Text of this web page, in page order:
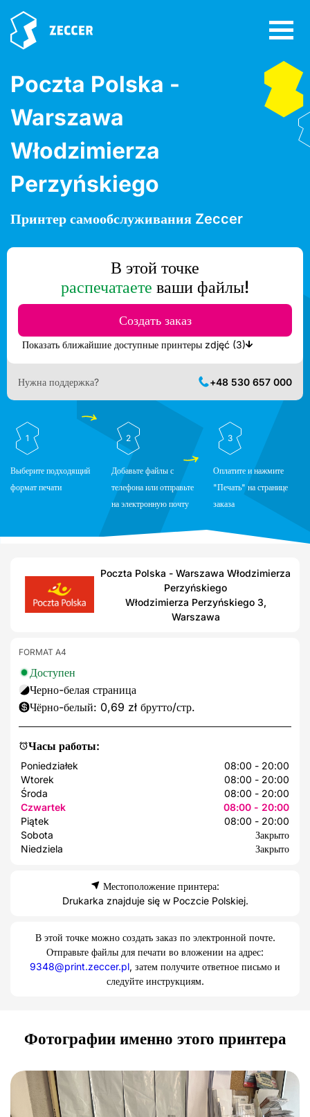
Poczta Polska -
Warszawa
Włodzimierza
Perzyńskiego
Принтер самообслуживания Zeccer
В этой точке
распечатаете ваши файлы!
Создать заказ
Показать ближайшие доступные принтеры zdjęć (3)
Нужна поддержка? +48 530 657 000
1
Выберите подходящий
формат печати
2
Добавьте файлы с
телефона или отправьте
на электронную почту
3
Оплатите и нажмите
"Печать" на странице
заказа
Poczta Polska - Warszawa Włodzimierza
Perzyńskiego
Włodzimierza Perzyńskiego 3,
Warszawa
Часы работы:
Poniedziałek
08:00 - 20:00
Wtorek
08:00 - 20:00
Środa
08:00 - 20:00
Czwartek
08:00 - 20:00
Piątek
08:00 - 20:00
Sobota
Закрыто
Niedziela
Закрыто
FORMAT A4
Доступен
Черно-белая страница
Чёрно-белый: 0,69 zł брутто/стр.
Местоположение принтера:
Drukarka znajduje się w Poczcie Polskiej.
В этой точке можно создать заказ по электронной почте.
Отправьте файлы для печати во вложении на адрес:
9348@print.zeccer.pl, затем получите ответное письмо и
следуйте инструкциям.
Фотографии именно этого принтера